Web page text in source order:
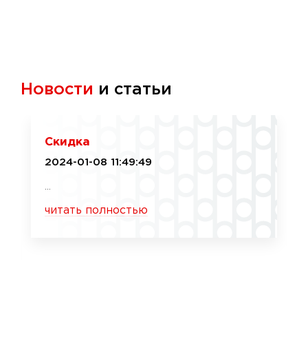
Новости и статьи
Скидка
2024-01-08 11:49:49
читать полностью